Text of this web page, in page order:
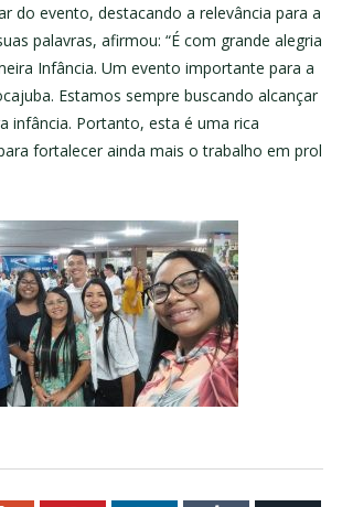
do evento, destacando a relevância para a
palavras, afirmou: “É com grande alegria
Infância. Um evento importante para a
Estamos sempre buscando alcançar
infância. Portanto, esta é uma rica
fortalecer ainda mais o trabalho em prol